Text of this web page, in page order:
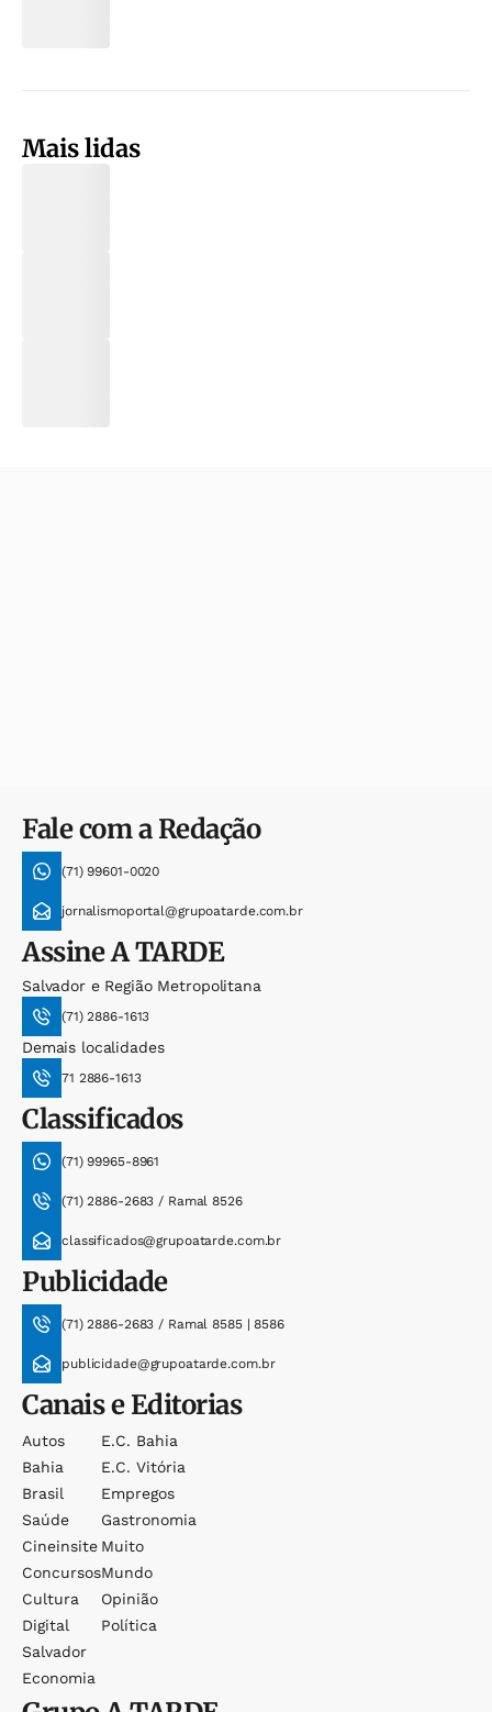
Mais lidas
Fale com a Redação
(71) 99601-0020
jornalismoportal@grupoatarde.com.br
AssineA TARDE
Salvador e Região Metropolitana
(71) 2886-1613
Demais localidades
71 2886-1613
Classificados
(71) 99965-8961
(71) 2886-2683 / Ramal 8526
classificados@grupoatarde.com.br
Publicidade
(71) 2886-2683 / Ramal 8585 | 8586
publicidade@grupoatarde.com.br
Canais e Editorias
Autos
Bahia
Brasil
Saúde
Cineinsite
Concursos
Cultura
Digital
Salvador
Economia
E.c. Bahia
E.c. Vitória
Empregos
Gastronomia
Muito
Mundo
Opinião
Política